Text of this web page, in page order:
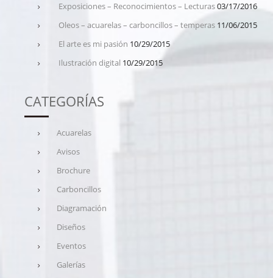
Exposiciones – Reconocimientos – Lecturas03/17/2016
Oleos – acuarelas – carboncillos – temperas 11/06/2015
El arte es mi pasión 10/29/2015
Ilustración digital 10/29/2015
CATEGORÍAS
Acuarelas
Avisos
Brochure
Carboncillos
Diagramación
Diseños
Eventos
Galerías